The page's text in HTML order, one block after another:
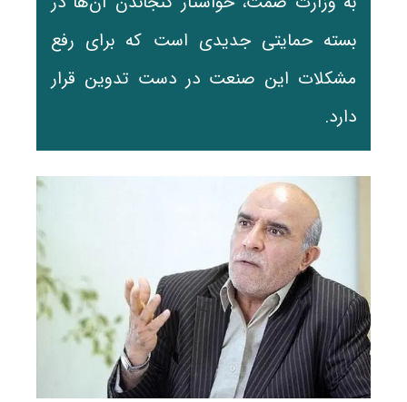
بسته حمایتی جدیدی است که برای رفع
مشکلات این صنعت در دست تدوین قرار
دارد.